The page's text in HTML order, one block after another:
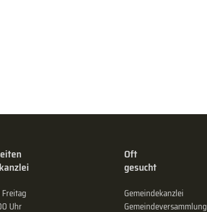
Uhr
Oft
gesucht
Gemeindekanzlei
Gemeinde­versammlung